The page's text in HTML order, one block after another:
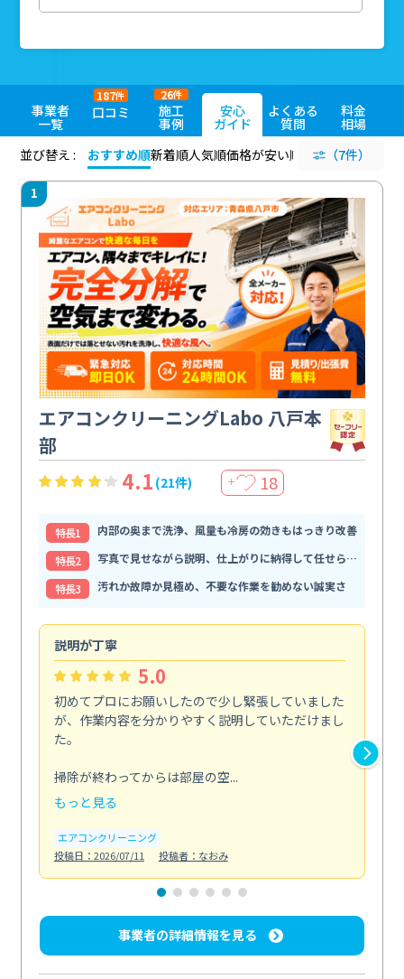
事業者
一覧
口コミ
187件
施工
事例
26件
安心
ガイド
よくある
質問
料金
相場
並び替え :
おすすめ順新着順人気順価格が安い順 評価が高い順
（7件）
1
エアコンクリーニングLabo 八戸本
部
4.1 (21件) ＋ 18
特⻑1
内部の奥まで洗浄、風量も冷房の効きもはっきり改善
特⻑2
写真で見せながら説明、仕上がりに納得して任せられる
特⻑3
汚れか故障か見極め、不要な作業を勧めない誠実さ
説明が丁寧
5.0
初めてプロにお願いしたので少し緊張していました
が、作業内容を分かりやすく説明していただけまし
た。
掃除が終わってからは部屋の空...
もっと見る
エアコンクリーニング
投稿日：2026/07/11
投稿者：なおみ
事業者の詳細情報を見る